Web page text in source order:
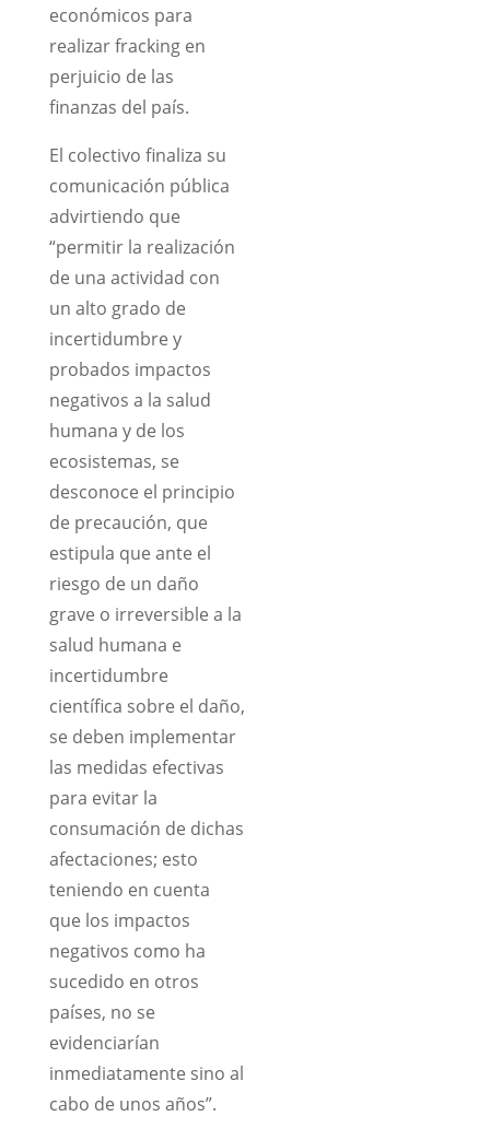
económicos para
realizar fracking en
perjuicio de las
finanzas del país.
El colectivo finaliza su
comunicación pública
advirtiendo que
“permitir la realización
de una actividad con
un alto grado de
incertidumbre y
probados impactos
negativos a la salud
humana y de los
ecosistemas, se
desconoce el principio
de precaución, que
estipula que ante el
riesgo de un daño
grave o irreversible a la
salud humana e
incertidumbre
científica sobre el daño,
se deben implementar
las medidas efectivas
para evitar la
consumación de dichas
afectaciones; esto
teniendo en cuenta
que los impactos
negativos como ha
sucedido en otros
países, no se
evidenciarían
inmediatamente sino al
cabo de unos años”.